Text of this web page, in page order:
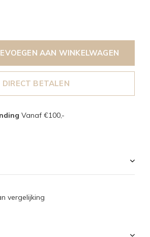
AAN WINKELWAGEN
DIRECT BETALEN
Vanaf €100,-
vergelijking